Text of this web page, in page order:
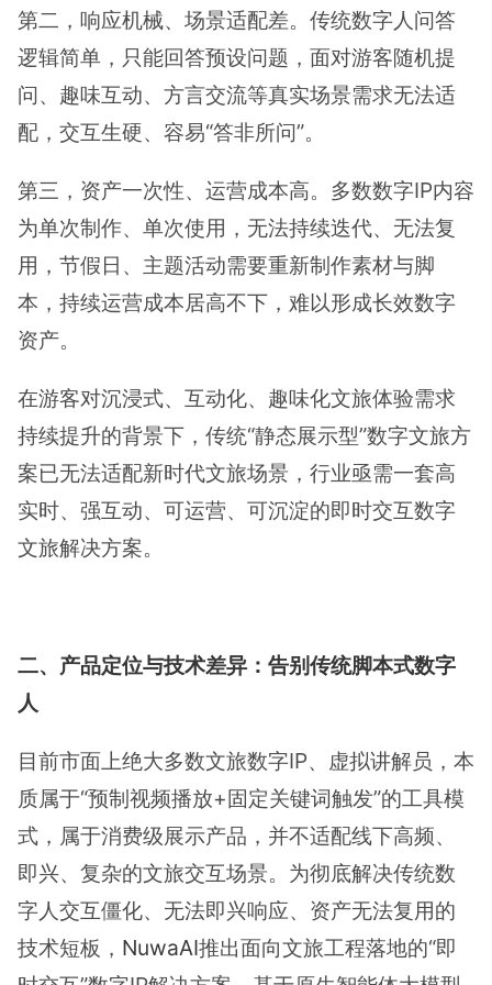
第二，响应机械、场景适配差。传统数字人问答
逻辑简单，只能回答预设问题，面对游客随机提
问、趣味互动、方言交流等真实场景需求无法适
配，交互生硬、容易“答非所问”。
第三，资产一次性、运营成本高。多数数字IP内容
为单次制作、单次使用，无法持续迭代、无法复
用，节假日、主题活动需要重新制作素材与脚
本，持续运营成本居高不下，难以形成长效数字
资产。
在游客对沉浸式、互动化、趣味化文旅体验需求
持续提升的背景下，传统“静态展示型”数字文旅方
案已无法适配新时代文旅场景，行业亟需一套高
实时、强互动、可运营、可沉淀的即时交互数字
文旅解决方案。
二、产品定位与技术差异：告别传统脚本式数字
人
目前市面上绝大多数文旅数字IP、虚拟讲解员，本
质属于“预制视频播放+固定关键词触发”的工具模
式，属于消费级展示产品，并不适配线下高频、
即兴、复杂的文旅交互场景。为彻底解决传统数
字人交互僵化、无法即兴响应、资产无法复用的
技术短板， NuwaAI推出面向文旅工程落地的“即